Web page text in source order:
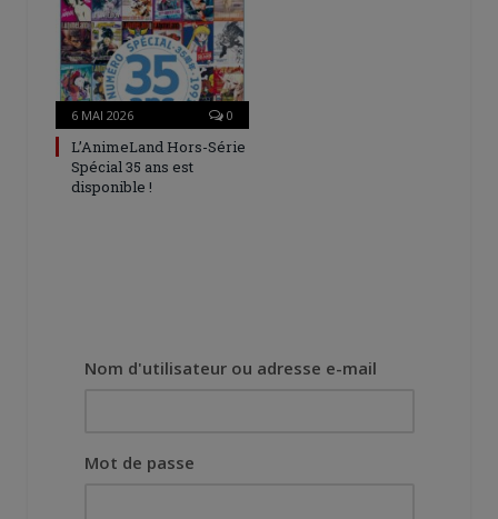
6 MAI 2026 0
L’AnimeLand Hors-Série
Spécial 35 ans est
disponible !
Nom d'utilisateur ou adresse e-mail
Mot de passe